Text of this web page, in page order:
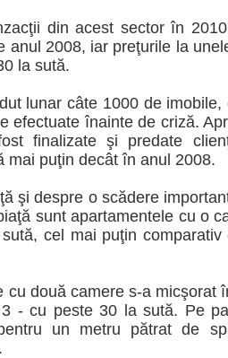
din acest sector în
anul 2008, iar preţurile la
la sută.
lunar câte 1000 de
efectuate înainte de criză.
finalizate şi predate
mai puţin decât în anul 2008.
şi despre o scădere
sunt apartamentele cu o
cel mai puţin comparativ
cu două camere s-a micşorat
- cu peste 30 la sută. Pe
un metru pătrat de